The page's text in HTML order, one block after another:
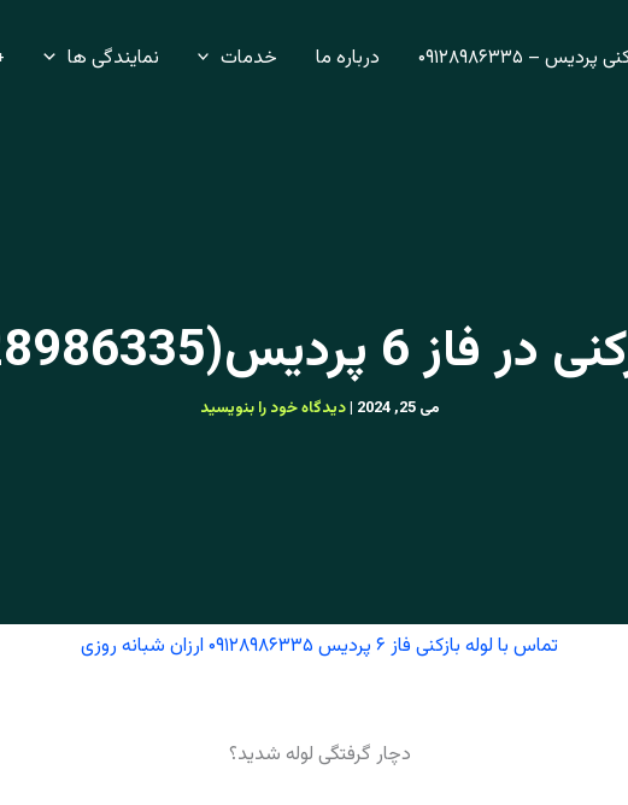
– ۰۹۱۲۸۹۸۶۳۳۵ درباره ما خدمات نمایندگی ها
6 پردیس(09128986335)
می 25, 2024 |دیدگاه‌ خود را بنویسید
تماس با لوله بازکنی فاز ۶ پردیس ۰۹۱۲۸۹۸۶۳۳۵ ارزان شبانه روزی
دچار گرفتگی لوله شدید؟